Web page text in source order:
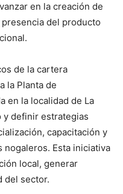
en la creación de
del producto
de la cartera
la Planta de
en la localidad de La
y definir estrategias
capacitación y
nogaleros. Esta iniciativa
local, generar
del sector.